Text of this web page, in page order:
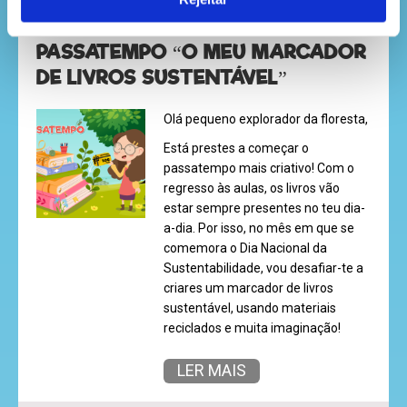
PASSATEMPO “O MEU MARCADOR
DE LIVROS SUSTENTÁVEL”
Olá pequeno explorador da floresta,
Está prestes a começar o
passatempo mais criativo! Com o
regresso às aulas, os livros vão
estar sempre presentes no teu dia-
a-dia. Por isso, no mês em que se
comemora o Dia Nacional da
Sustentabilidade, vou desafiar-te a
criares um marcador de livros
sustentável, usando materiais
reciclados e muita imaginação!
LER MAIS